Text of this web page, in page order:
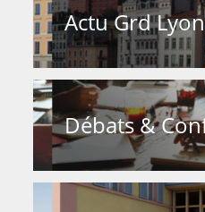
Actu Grd Lyon
Débats &